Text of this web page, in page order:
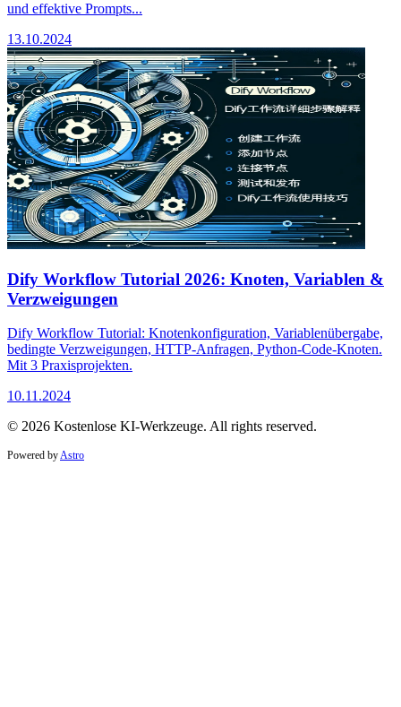
und effektive Prompts...
13.10.2024
Dify Workflow Tutorial 2026: Knoten, Variablen &
Verzweigungen
Dify Workflow Tutorial: Knotenkonfiguration, Variablenübergabe,
bedingte Verzweigungen, HTTP-Anfragen, Python-Code-Knoten.
Mit 3 Praxisprojekten.
10.11.2024
© 2026 Kostenlose KI-Werkzeuge. All rights reserved.
Powered byAstro